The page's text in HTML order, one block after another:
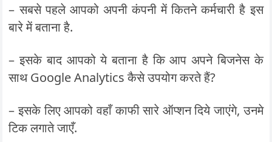
– सबसे पहले आपको अपनी कंपनी में कितने कर्मचारी है इस
बारे में बताना है.
– इसके बाद आपको ये बताना है कि आप अपने बिजनेस के
साथ Google Analytics कैसे उपयोग करते हैं?
– इसके लिए आपको वहाँ काफी सारे ऑप्शन दिये जाएंगे, उनमे
टिक लगाते जाएँ.